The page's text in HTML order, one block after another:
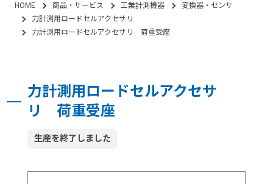
HOME 商品・サービス 工業計測機器
変換器・センサ
力計測用ロードセルアクセサリ
力計測用ロードセルアクセサリ 荷重受座
力計測用ロードセルアクセサ
リ 荷重受座
生産を終了しました